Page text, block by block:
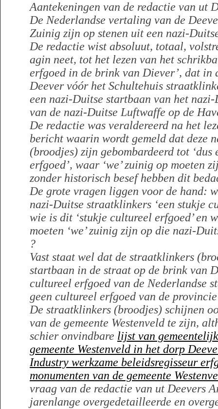
Aantekeningen van de redactie van ut
De Nederlandse vertaling van de
Zuinig zijn op stenen uit een nazi-
De redactie wist absoluut, totaal,
agin neet, tot het lezen van het
erfgoed in de brink van Diever’, dat in
Deever vóór het Schultehuis
een nazi-Duitse startbaan van het
van de nazi-Duitse Luftwaffe op de
De redactie was veraldereerd na het
bericht waarin wordt gemeld dat deze
(broodjes) zijn gebombardeerd tot ‘dus
erfgoed’, waar ‘we’ zuinig op moeten
zonder historisch besef hebben dit
De grote vragen liggen voor de hand:
nazi-Duitse straatklinkers ‘een stukje
wie is dit ‘stukje cultureel erfgoed’ en
moeten ‘we’ zuinig zijn op die nazi-
?
Vast staat wel dat de straatklinkers
startbaan in de straat op de brink van
cultureel erfgoed van de Nederlandse
geen cultureel erfgoed van de
De straatklinkers (broodjes) schijnen
van de gemeente Westenveld te zijn,
schier onvindbare lijst van
gemeente Westenveld in het dorp
Industry werkzame beleidsregisseur
monumenten van de gemeente
vraag van de redactie van ut Deevers
jarenlange overgedetailleerde en